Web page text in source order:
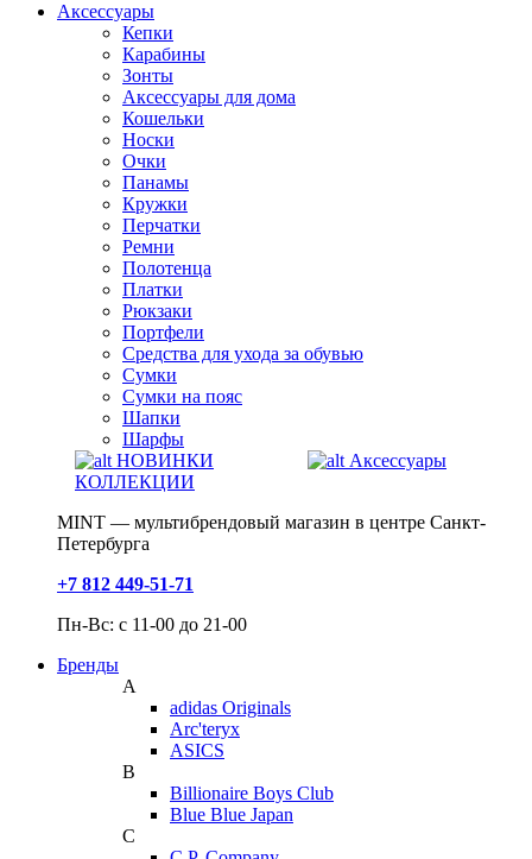
Аксессуары
Кепки
Карабины
Зонты
Аксессуары для дома
Кошельки
Носки
Очки
Панамы
Кружки
Перчатки
Ремни
Полотенца
Платки
Рюкзаки
Портфели
Средства для ухода за обувью
Сумки
Сумки на пояс
Шапки
Шарфы
НОВИНКИ
КОЛЛЕКЦИИ
Аксессуары
MINT — мультибрендовый магазин в центре Санкт-
Петербурга
+7 812 449-51-71
Пн-Вс: с 11-00 до 21-00
Бренды
A
adidas Originals
Arc'teryx
ASICS
B
Billionaire Boys Club
Blue Blue Japan
C